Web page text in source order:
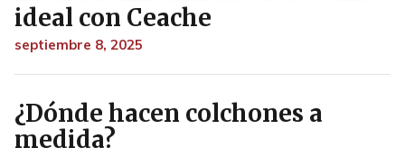
ideal con Ceache
septiembre 8, 2025
¿Dónde hacen colchones a
medida?